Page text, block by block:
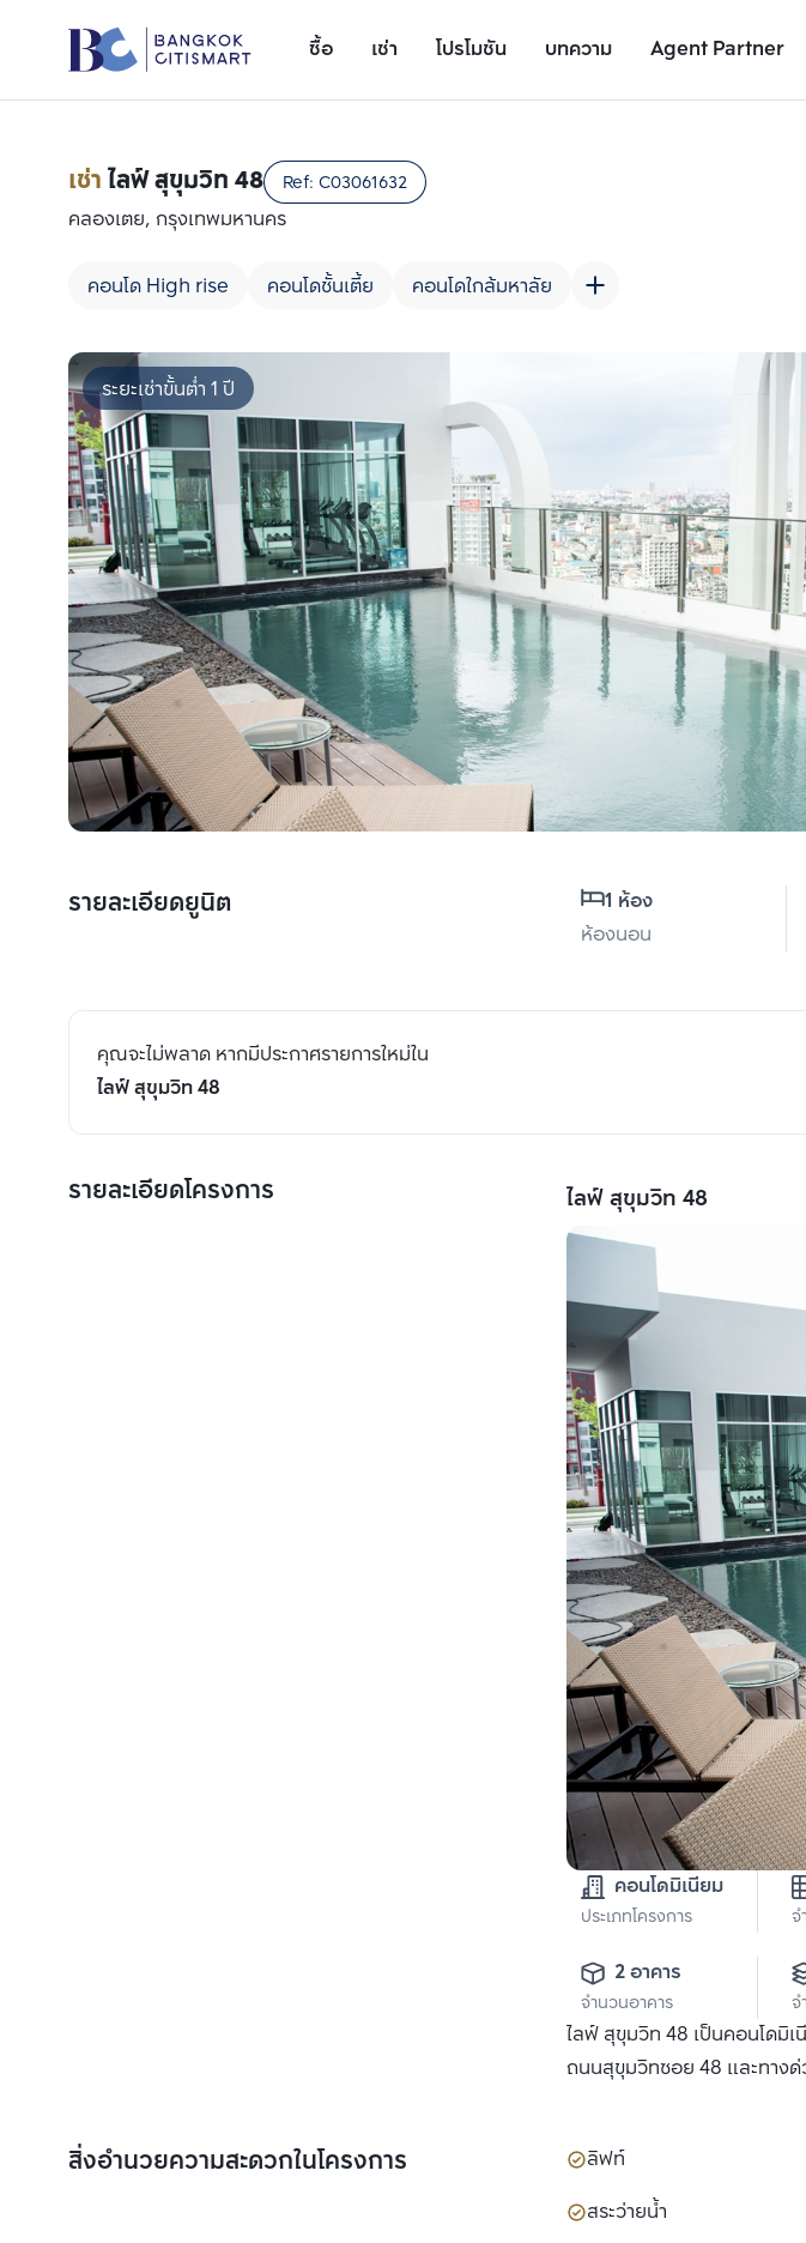
ซื้อ เช่า โปรโมชัน บทความ Agent Partner
รายละเอียดยูนิต
เช่าไลฟ์ สุขุมวิท 48 Ref: C03061632
คลองเตย, กรุงเทพมหานคร
คอนโด High rise คอนโดชั้นเตี้ย คอนโดใกล้มหาลัย
ระยะเช่าขั้นต่ำ 1 ปี
รายละเอียดยูนิต
1 ห้อง
ห้องนอน
คุณจะไม่พลาด หากมีประกาศรายการใหม่ใน
ไลฟ์ สุขุมวิท 48
รายละเอียดโครงการ ไลฟ์ สุขุมวิท 48
คอนโดมิเนียม
ประเภทโครงการ
2 อาคาร
จำนวนอาคาร จ
ไลฟ์ สุขุมวิท 48 เป็นคอนโดมิเ
ถนนสุขุมวิทซอย 48 และทาง
สิ่งอำนวยความสะดวกในโครงการ ลิฟท์
สระว่ายน้ำ
เพิ่มยูนิตเปรียบเทียบ
รายการที่ 1